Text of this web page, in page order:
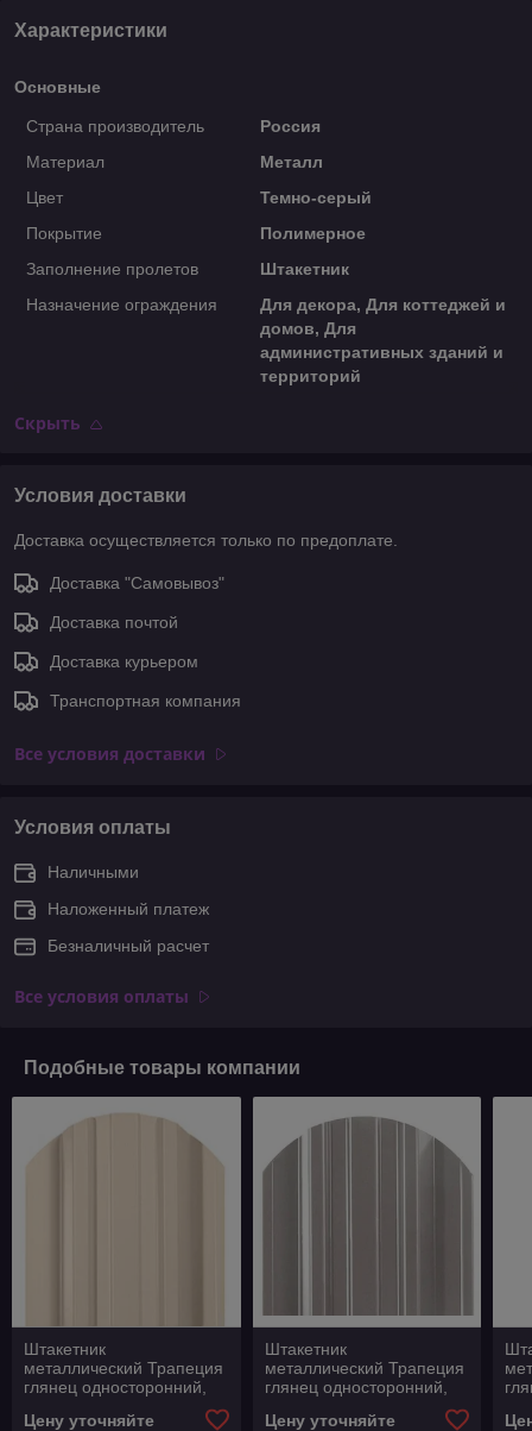
Характеристики
Основные
Страна производитель
Россия
Материал
Металл
Цвет
Темно-серый
Покрытие
Полимерное
Заполнение пролетов
Штакетник
Назначение ограждения
Для декора, Для коттеджей и
домов, Для
административных зданий и
территорий
Скрыть
Условия доставки
Доставка осуществляется только по предоплате.
Доставка "Самовывоз"
Доставка почтой
Доставка курьером
Транспортная компания
Все условия доставки
Условия оплаты
Наличными
Наложенный платеж
Безналичный расчет
Все условия оплаты
Подобные товары компании
Штакетник
металлический Трапеция
глянец односторонний,
Цену уточняйте
Штакетник
металлический Трапеция
глянец односторонний,
Цену уточняйте